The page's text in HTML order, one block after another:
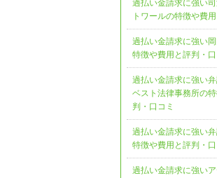
過払い金請求に強い
トワールの特徴や費
過払い金請求に強い
特徴や費用と評判・口
過払い金請求に強い
ベスト法律事務所の
判・口コミ
過払い金請求に強い
特徴や費用と評判・口
過払い金請求に強い